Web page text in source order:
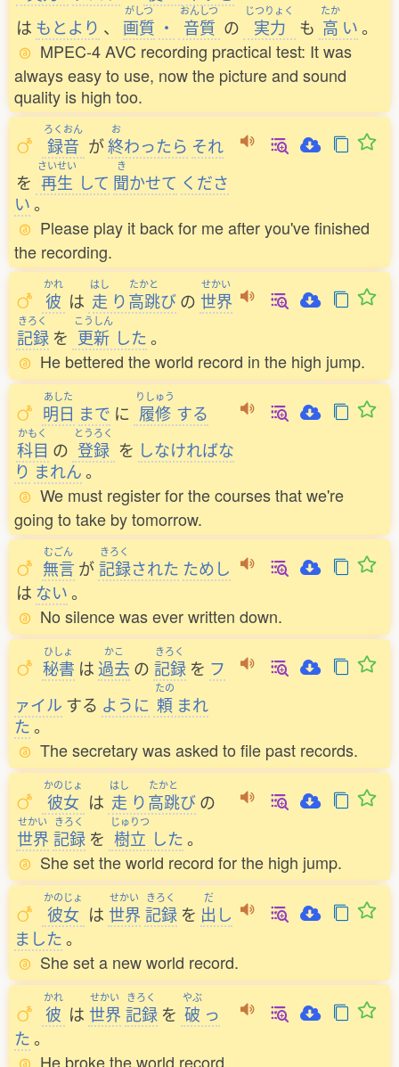
は もとより 、
がしつ
画質 ・
おんしつ
音質 の
じつりょく
実力 も
たか
高 い。
MPEC-4 AVC recording practical test: It was
always easy to use, now the picture and sound
quality is high too.
ろくおん
録音 が
お
終わったら それ
を
さいせい
再生 して
き
聞かせて くださ
い。
Please play it back for me after you've finished
the recording.
かれ
彼 は
はし
走 り
たかと
高跳びの
せかい
世界
きろく
記録 を
こうしん
更新 した。
He bettered the world record in the high jump.
あした
明日 まで に
りしゅう
履修 する
かもく
科目 の
とうろく
登録 を しなければな
り まれん。
We must register for the courses that we're
going to take by tomorrow.
むごん
無言 が
きろく
記録された ためし
は ない。
No silence was ever written down.
ひしょ
秘書 は
かこ
過去 の
きろく
記録 を フ
ァイル する ように
たの
頼 まれ
た。
The secretary was asked to file past records.
かのじょ
彼女 は
はし
走 り
たかと
高跳びの
せかい
世界
きろく
記録 を
じゅりつ
樹立 した。
She set the world record for the high jump.
かのじょ
彼女 は
せかい
世界
きろく
記録 を
だ
出 し
ました。
She set a new world record.
かれ
彼 は
せかい
世界
きろく
記録 を
やぶ
破 っ
た。
He broke the world record.